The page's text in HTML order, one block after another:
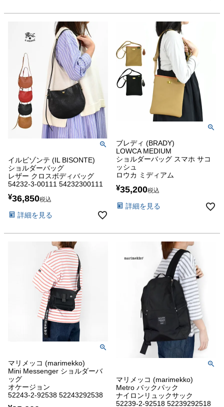
イルビゾンテ (IL BISONTE)
ショルダーバッグ
レザー クロスボディバッグ
54232-3-00111 54232300111
¥36,850税込
詳細を見る
ブレディ (BRADY)
LOWCA MEDIUM
ショルダーバッグ スマホ サコ
ッシュ
ロウカ ミディアム
¥35,200税込
詳細を見る
マリメッコ (marimekko)
Mini Messenger ショルダーバ
ッグ
オケージョン
52243-2-92538 52243292538
マリメッコ (marimekko)
Metro バックパック
ナイロンリュックサック
52239-2-92518 52239292518